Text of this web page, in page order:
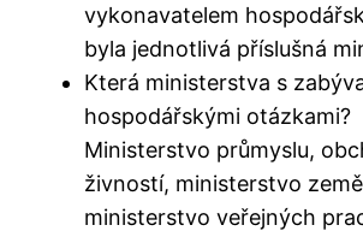
vykonavatelem
byla jednotlivá příslušná
Která ministerstva s
hospodářskými otázkami?
Ministerstvo průmyslu,
živností, ministerstvo
ministerstvo veřejných